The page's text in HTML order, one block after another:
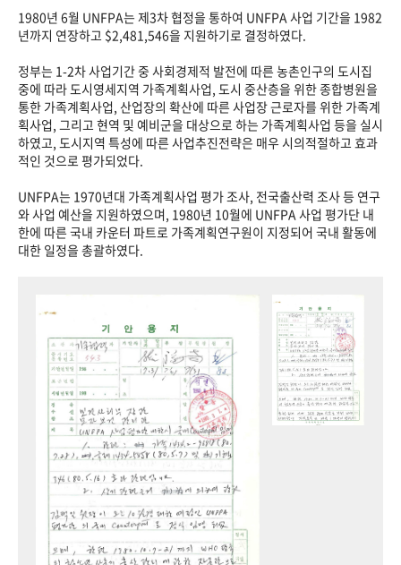
1980년 6월 UNFPA는 제3차 협정을 통하여 UNFPA 사업 기간을 1982
년까지 연장하고 $2,481,546을 지원하기로 결정하였다.
정부는 1-2차 사업기간 중 사회경제적 발전에 따른 농촌인구의 도시집
중에 따라 도시영세지역 가족계획사업, 도시 중산층을 위한 종합병원을
통한 가족계획사업, 산업장의 확산에 따른 사업장 근로자를 위한 가족계
획사업, 그리고 현역 및 예비군을 대상으로 하는 가족계획사업 등을 실시
하였고, 도시지역 특성에 따른 사업추진전략은 매우 시의적절하고 효과
적인 것으로 평가되었다.
UNFPA는 1970년대 가족계획사업 평가 조사, 전국출산력 조사 등 연구
와 사업 예산을 지원하였으며, 1980년 10월에 UNFPA 사업 평가단 내
한에 따른 국내 카운터 파트로 가족계획연구원이 지정되어 국내 활동에
대한 일정을 총괄하였다.